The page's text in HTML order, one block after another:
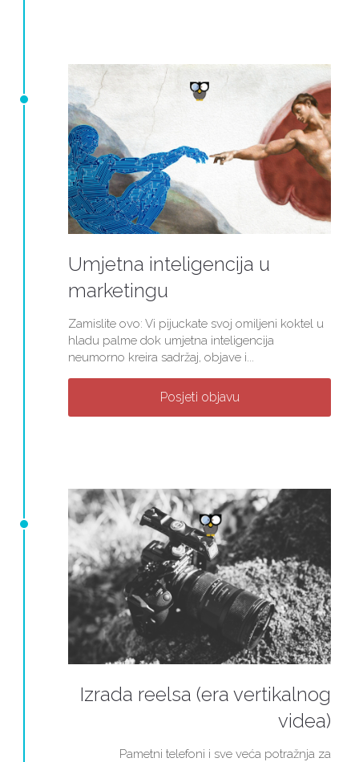
Umjetna inteligencija u
marketingu
Zamislite ovo: Vi pijuckate svoj omiljeni koktel u
hladu palme dok umjetna inteligencija
neumorno kreira sadržaj, objave i...
Posjeti objavu
Izrada reelsa (era vertikalnog
videa)
Pametni telefoni i sve veća potražnja za